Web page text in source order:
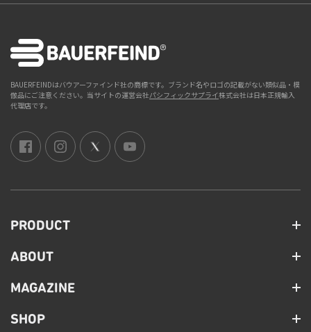
BAUERFEINDはバウアーファインド社の商標です。ブランド名やロゴの記載がない類似品・模
倣品にご注意ください。当サイトの運営会社パシフィックサプライ株式会社は日本正規輸入
代理店です。
PRODUCT
ABOUT
MAGAZINE
SHOP